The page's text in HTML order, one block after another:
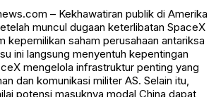
– Kekhawatiran publik di Amerika
muncul dugaan keterlibatan SpaceX
kepemilikan saham perusahaan antariksa
ini langsung menyentuh kepentingan
mengelola infrastruktur penting yang
dan komunikasi militer AS. Selain itu,
potensi masuknya modal China dapat